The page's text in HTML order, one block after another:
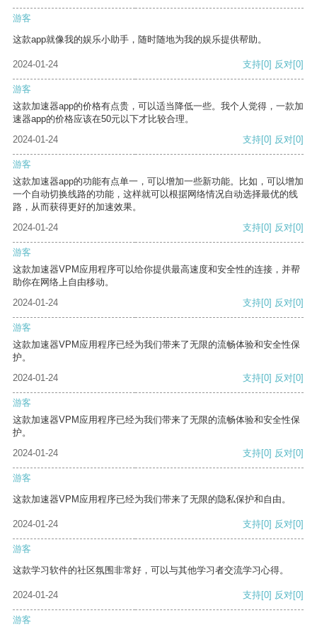
游客
这款app就像我的娱乐小助手，随时随地为我的娱乐提供帮助。
2024-01-24 支持[0] 反对[0]
游客
这款加速器app的价格有点贵，可以适当降低一些。我个人觉得，一款加
速器app的价格应该在50元以下才比较合理。
2024-01-24
支持[0] 反对[0]
游客
这款加速器app的功能有点单一，可以增加一些新功能。比如，可以增加
一个自动切换线路的功能，这样就可以根据网络情况自动选择最优的线
路，从而获得更好的加速效果。
2024-01-24
支持[0] 反对[0]
游客
这款加速器VPM应用程序可以给你提供最高速度和安全性的连接，并帮
助你在网络上自由移动。
2024-01-24
支持[0] 反对[0]
游客
这款加速器VPM应用程序已经为我们带来了无限的流畅体验和安全性保
护。
2024-01-24
支持[0] 反对[0]
游客
这款加速器VPM应用程序已经为我们带来了无限的流畅体验和安全性保
护。
2024-01-24
支持[0] 反对[0]
游客
这款加速器VPM应用程序已经为我们带来了无限的隐私保护和自由。
2024-01-24 支持[0] 反对[0]
游客
这款学习软件的社区氛围非常好，可以与其他学习者交流学习心得。
2024-01-24 支持[0] 反对[0]
游客